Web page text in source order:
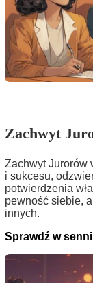
Zachwyt
Zachwyt Jurorów
i sukcesu,
potwierdzenia
pewność siebie,
innych.
Sprawdź w